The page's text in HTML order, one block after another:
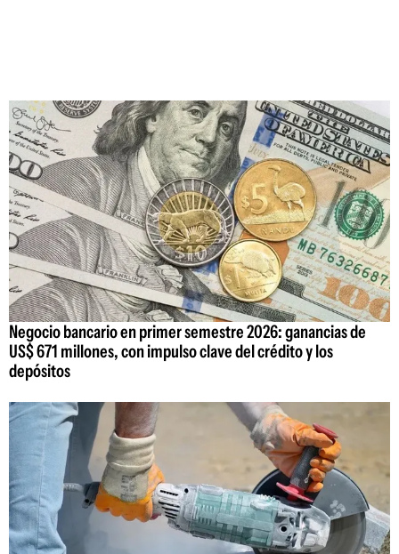
Negocio bancario en primer semestre 2026: ganancias de
US$ 671 millones, con impulso clave del crédito y los
depósitos